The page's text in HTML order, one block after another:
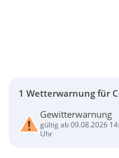
1 Wetterwarnung für
Gewitterwarnung
gültig ab 09.08.2026
Uhr